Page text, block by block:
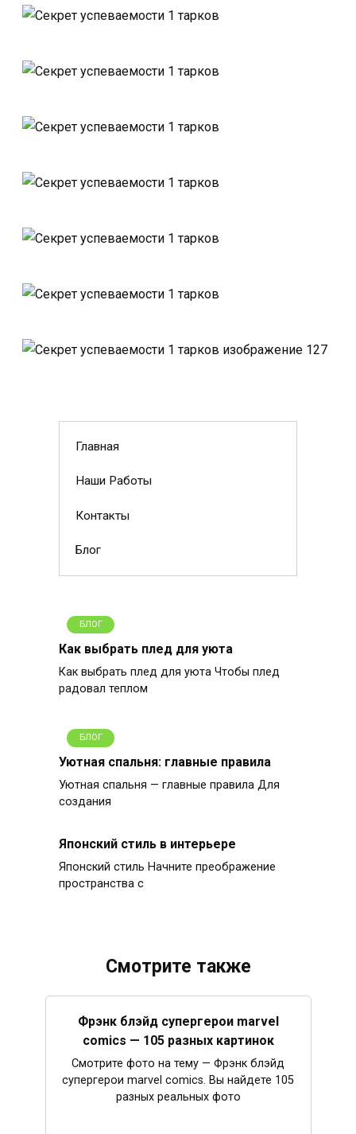
Главная
Наши Работы
Контакты
Блог
БЛОГ
Как выбрать плед для уюта
Как выбрать плед для уюта Чтобы плед
радовал теплом
БЛОГ
Уютная спальня: главные правила
Уютная спальня — главные правила Для
создания
Японский стиль в интерьере
Японский стиль Начните преображение
пространства с
Смотрите также
Фрэнк блэйд супергерои marvel
comics — 105 разных картинок
Смотрите фото на тему — Фрэнк блэйд
супергерои marvel comics. Вы найдете 105
разных реальных фото